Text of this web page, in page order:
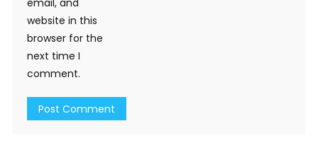
website in this
browser for the
next time I
comment.